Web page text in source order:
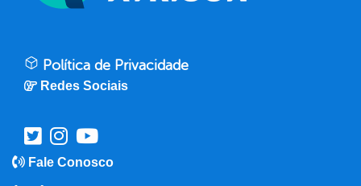
Política de Privacidade
Redes Sociais
Fale Conosco